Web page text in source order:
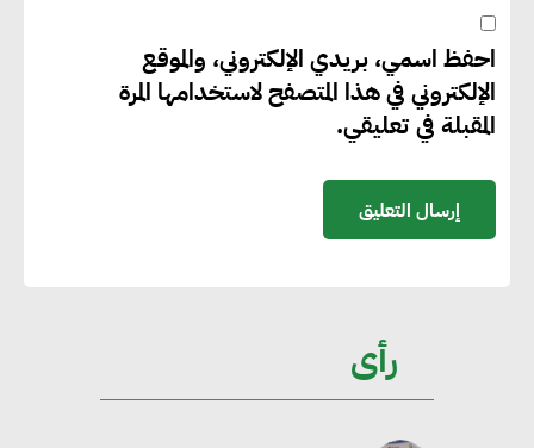
احفظ اسمي، بريدي الإلكتروني، والموقع
الإلكتروني في هذا المتصفح لاستخدامها المرة
المقبلة في تعليقي.
رأى
جوجل تعلن إضافة 12 جيجاوات
من الطاقة النظيفة وتجنب انبعاث
أكسيد الكربون
2035